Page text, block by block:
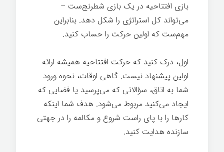
بازی افتتاحیه در یک بازی شطرنج‌ست –
می‌تواند کل استراتژی را شکل دهد. بنابراین
مهم‌ست که اولین حرکت را حساب کنید.
اول، درک کنید که حرکت افتتاحیه همیشه ارائه
اولین پیشنهاد نیست. گاهی اوقات، نحوه ورود
شما به اتاق، سؤالاتی که می‌پرسید یا فضایی که
ایجاد می‌کنید مربوط می‌شود. هدف شما اینکه
کارها را با پای راست شروع و مکالمه را در جهتی
سازنده هدایت کنید.